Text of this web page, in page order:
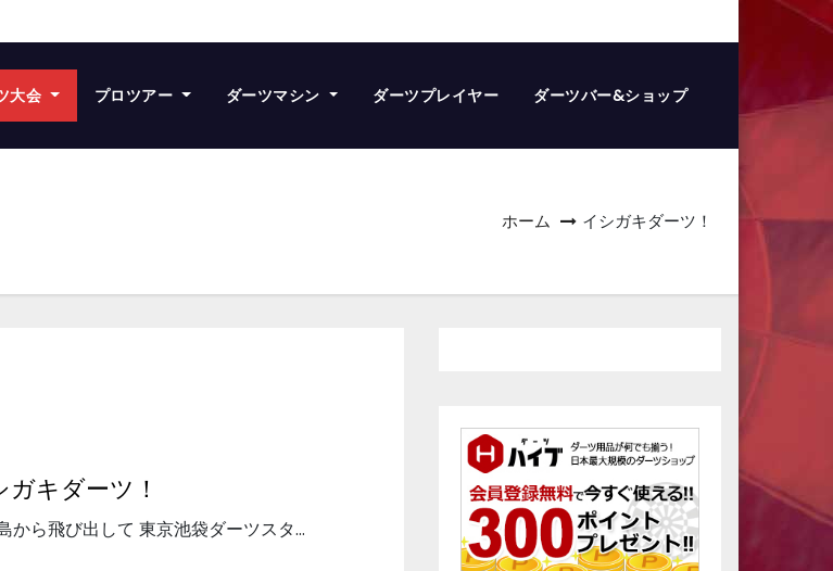
大会 プロツアー ダーツマシン ダーツプレイヤー ダーツバー&ショップ
ホーム イシガキダーツ！
ガキダーツ！
から飛び出して 東京池袋ダーツスタ…